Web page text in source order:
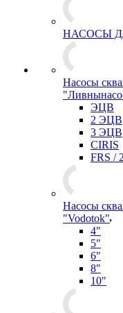
НАСОСЫ
Насосы
ЭЦВ
2 ЭЦВ
3 ЭЦВ
CIRIS
FRS /
Насосы
"Vodotok"
4"
5"
6"
8"
10"